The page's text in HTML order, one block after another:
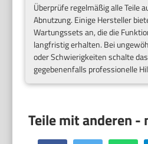
Überprüfe regelmäßig alle Teile
Abnutzung. Einige Hersteller
Wartungssets an, die die
langfristig erhalten. Bei
oder Schwierigkeiten schalte
gegebenenfalls professionelle